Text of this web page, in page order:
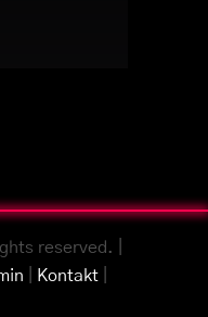
reserved. |
Kontakt